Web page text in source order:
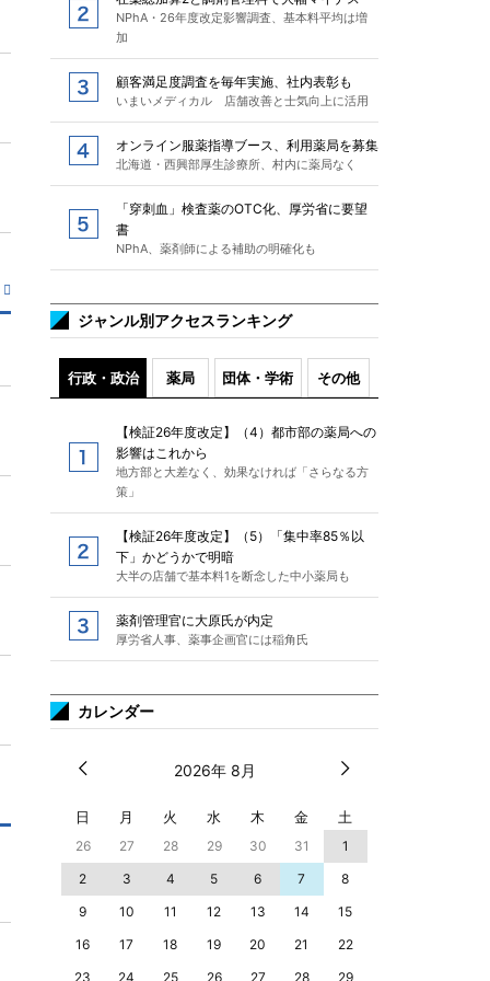
NPhA・26年度改定影響調査、基本料平均は増
加
顧客満足度調査を毎年実施、社内表彰も
いまいメディカル 店舗改善と士気向上に活用
オンライン服薬指導ブース、利用薬局を募集
北海道・西興部厚生診療所、村内に薬局なく
「穿刺血」検査薬のOTC化、厚労省に要望
書
NPhA、薬剤師による補助の明確化も
ジャンル別アクセスランキング
行政・政治 薬局 団体・学術 その他
【検証26年度改定】（4）都市部の薬局への
影響はこれから
地方部と大差なく、効果なければ「さらなる方
策」
【検証26年度改定】（5）「集中率85％以
下」かどうかで明暗
大半の店舗で基本料1を断念した中小薬局も
薬剤管理官に大原氏が内定
厚労省人事、薬事企画官には稲角氏
カレンダー
2026年 8月
日 月 火 水 木 金 土
26 27 28 29 30 31
1
2
3 4 5 6 7
8
9
10 11 12 13 14
15
16
17 18 19 20 21
22
23
24 25 26 27 28
29